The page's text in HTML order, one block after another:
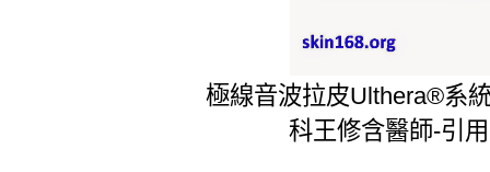
極線音波拉皮Ulthera®系
科王修含醫師-引